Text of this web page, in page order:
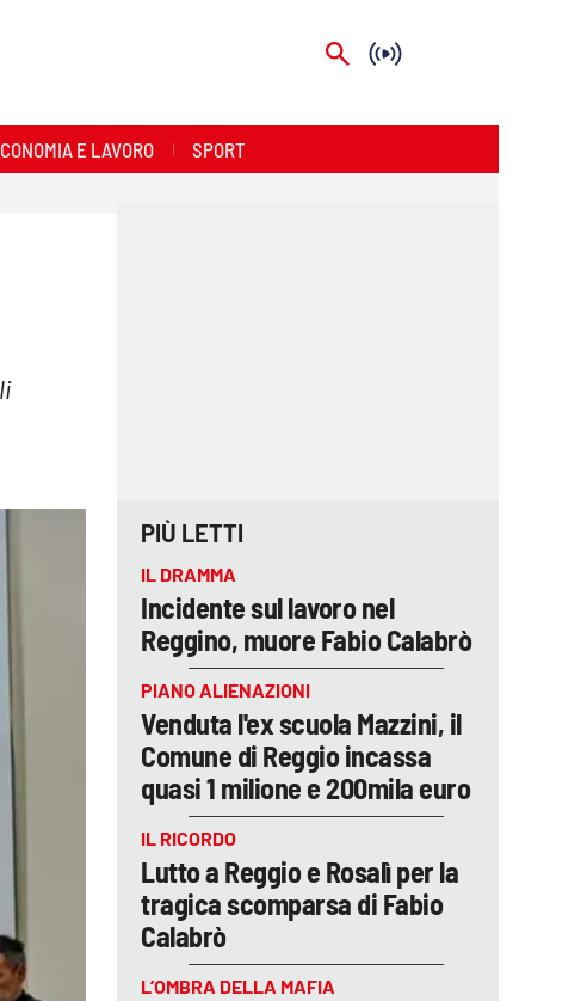
E LAVORO SPORT
PIÙ LETTI
IL DRAMMA
Incidente sul lavoro nel
Reggino, muore Fabio Calabrò
PIANO ALIENAZIONI
Venduta l'ex scuola Mazzini, il
Comune di Reggio incassa
quasi 1 milione e 200mila euro
IL RICORDO
Lutto a Reggio e Rosalì per la
tragica scomparsa di Fabio
Calabrò
L’OMBRA DELLA MAFIA